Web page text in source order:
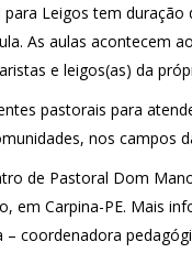
Leigos tem
As aulas acontecem
e leigos(as) da
pastorais para
nos campos
de Pastoral Dom
em Carpina-PE. Mais
– coordenadora